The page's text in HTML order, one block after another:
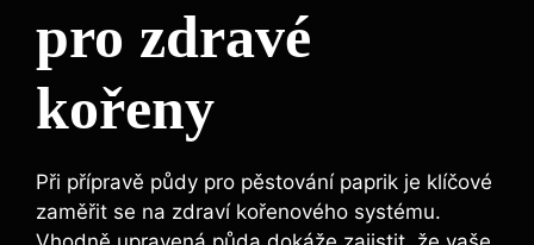
pro zdravé
kořeny
Při​ přípravě půdy ⁢pro pěstování paprik je ⁢klíčové
zaměřit se na zdraví kořenového systému.